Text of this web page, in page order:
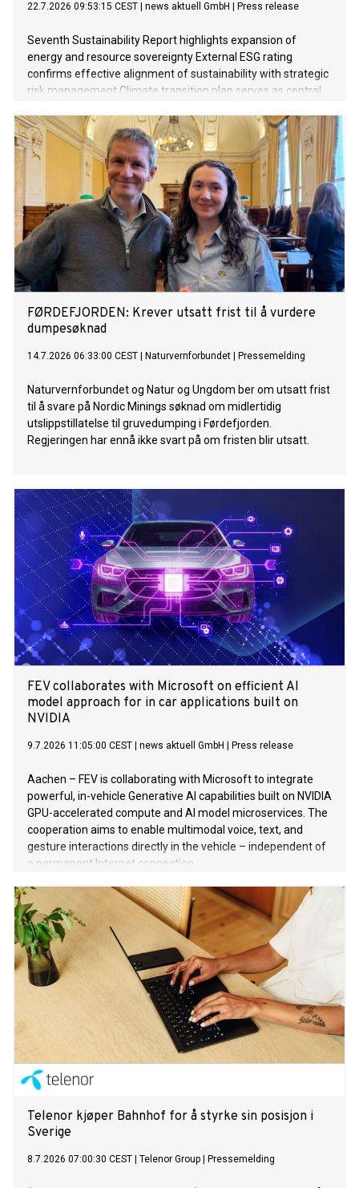
22.7.2026 09:53:15 CEST news aktuell GmbH Press release
Seventh Sustainability Report highlights expansion of
energy and resource sovereignty External ESG rating
confirms effective alignment of sustainability with strategic
risk management Climate transition plan serves as central
FØRDEFJORDEN: Krever utsatt frist til å vurdere
dumpesøknad
14.7.2026 06:33:00 CEST Naturvernforbundet Pressemelding
Naturvernforbundet og Natur og Ungdom ber om utsatt frist
til å svare på Nordic Minings søknad om midlertidig
utslippstillatelse til gruvedumping i Førdefjorden.
Regjeringen har ennå ikke svart på om fristen blir utsatt.
FEV collaborates with Microsoft on efficient AI
model approach for in car applications built on
NVIDIA
9.7.2026 11:05:00 CEST news aktuell GmbH Press release
Aachen – FEV is collaborating with Microsoft to integrate
powerful, in-vehicle Generative AI capabilities built on NVIDIA
GPU-accelerated compute and AI model microservices. The
cooperation aims to enable multimodal voice, text, and
gesture interactions directly in the vehicle – independent of
a permanent Internet connection.
Telenor kjøper Bahnhof for å styrke sin posisjon i
Sverige
8.7.2026 07:00:30 CEST Telenor Group Pressemelding